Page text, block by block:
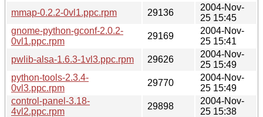
mmap-0.2.2-0vl1.ppc.rpm
29136
2004-Nov-
25 15:45
gnome-python-gconf-2.0.2-
0vl1.ppc.rpm
29169
2004-Nov-
25 15:41
pwlib-alsa-1.6.3-1vl3.ppc.rpm
29626
2004-Nov-
25 15:49
python-tools-2.3.4-
0vl3.ppc.rpm
29770
2004-Nov-
25 15:49
control-panel-3.18-
4vl2.ppc.rpm
29898
2004-Nov-
25 15:38